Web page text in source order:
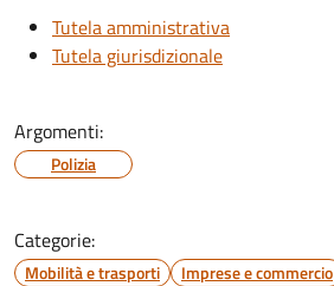
Tutela amministrativa
Tutela giurisdizionale
Argomenti:
Polizia
Categorie:
Mobilità e trasporti Imprese e commercio